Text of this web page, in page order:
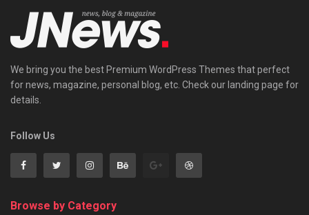
We bring you the best Premium WordPress Themes that perfect
for news, magazine, personal blog, etc. Check our landing page for
details.
Follow Us
Browse by Category